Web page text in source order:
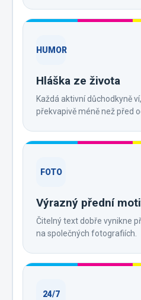
HUMOR
Hláška ze života
Každá aktivní důchodkyně
překvapivě méně než před
FOTO
Výrazný přední
Čitelný text dobře vynikne
na společných fotografiích.
24/7